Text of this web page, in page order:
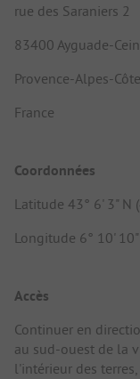
rue des Saraniers 2
83400 Ayguade-
Provence-Alpes-
France
Coordonnées
Latitude 43° 6' 3" N
Longitude 6° 10'
Accès
Continuer en
au sud-ouest de la
l'intérieur des